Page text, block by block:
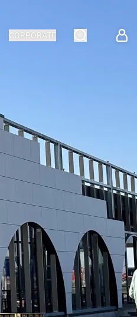
CORPORATE